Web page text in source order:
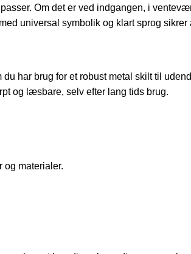
Om det er ved indgangen, i
universal symbolik og klart sprog
du har brug for et robust metal skilt til
og læsbare, selv efter lang tids brug.
materialer.